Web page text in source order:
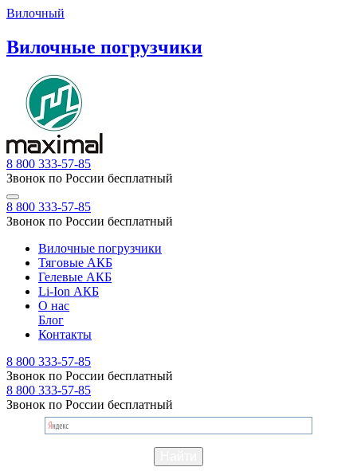
Вилочный
Вилочные погрузчики
8 800 333-57-85
Звонок по России бесплатный
8 800 333-57-85
Звонок по России бесплатный
Вилочные погрузчики
Тяговые АКБ
Гелевые АКБ
Li-Ion АКБ
О нас
Блог
Контакты
8 800 333-57-85
Звонок по России бесплатный
8 800 333-57-85
Звонок по России бесплатный